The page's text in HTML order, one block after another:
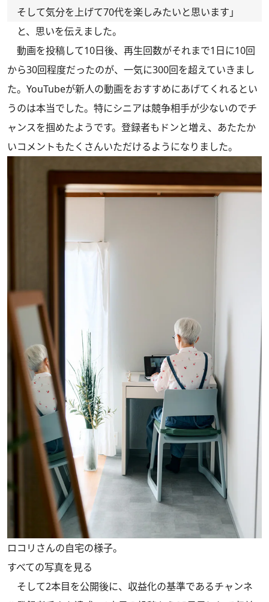
そして気分を上げて70代を楽しみたいと思います」
と、思いを伝えました。
動画を投稿して10日後、再生回数がそれまで1日に10回
から30回程度だったのが、一気に300回を超えていきまし
た。YouTubeが新人の動画をおすすめにあげてくれるとい
うのは本当でした。特にシニアは競争相手が少ないのでチ
ャンスを掴めたようです。登録者もドンと増え、あたたか
いコメントもたくさんいただけるようになりました。
ロコリさんの自宅の様子。
すべての写真を見る
そして2本目を公開後に、収益化の基準であるチャンネ